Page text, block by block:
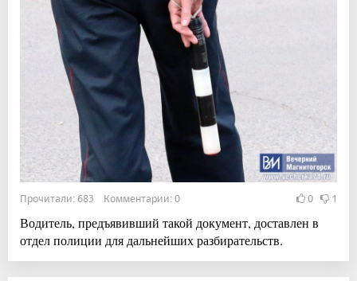
Прочитали: 683 Комментарии: 0 0 1
Водитель, предъявивший такой документ, доставлен в
отдел полиции для дальнейших разбирательств.